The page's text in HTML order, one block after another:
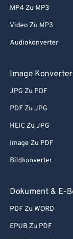
MP4 Zu MP3
Video Zu MP3
Audiokonverter
Image Konverter
JPG Zu PDF
PDF Zu JPG
HEIC Zu JPG
Image Zu PDF
Bildkonverter
Dokument & E-
PDF Zu WORD
EPUB Zu PDF